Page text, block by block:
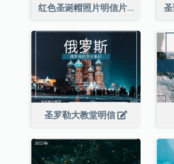
红色圣诞帽照片明信片
圣罗勒大教堂明信